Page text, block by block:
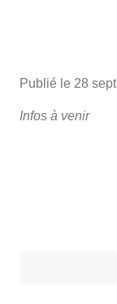
Publié le 28
Infos à venir